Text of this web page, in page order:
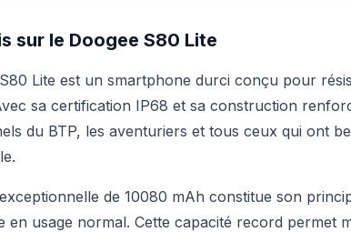
sur le Doogee S80 Lite
Lite est un smartphone durci conçu pour
sa certification IP68 et sa construction
du BTP, les aventuriers et tous ceux qui ont
de 10080 mAh constitue son
en usage normal. Cette capacité record permet